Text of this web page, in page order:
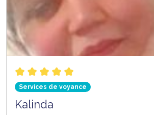
Services de voyance
Kalinda